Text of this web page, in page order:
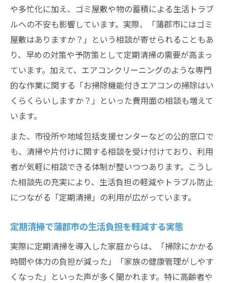
や多忙化に加え、ゴミ屋敷や物の蓄積による生活トラブ
ルへの不安も影響しています。実際、「蒲郡市にはゴミ
屋敷はありますか？」という相談が寄せられることもあ
り、早めの対策や予防策として定期清掃の需要が高まっ
ています。加えて、エアコンクリーニングのような専門
的な作業に関する「お掃除機能付きエアコンの掃除はい
くらくらいしますか？」といった費用面の相談も増えて
います。
また、市役所や地域包括支援センターなどの公的窓口で
も、清掃や片付けに関する相談を受け付けており、利用
者が気軽に相談できる体制が整いつつあります。こうし
た相談先の充実により、生活負担の軽減やトラブル防止
につながる「定期清掃」の利用が広がっています。
定期清掃で蒲郡市の生活負担を軽減する実態
実際に定期清掃を導入した家庭からは、「掃除にかかる
時間や体力の負担が減った」「家族の健康管理がしやす
くなった」といった声が多く聞かれます。特に高齢者や